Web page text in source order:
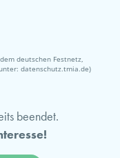
deutschen Festnetz,
datenschutz.tmia.de)
beendet.